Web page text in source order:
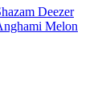
Deezer
Melon